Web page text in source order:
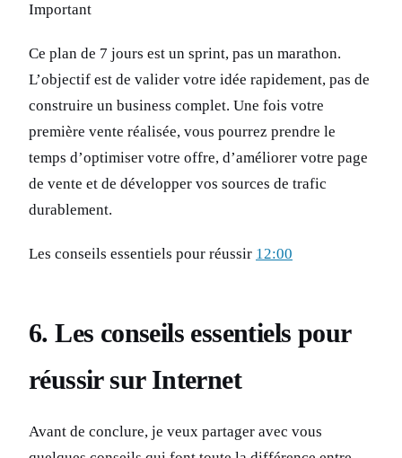
Important
Ce plan de 7 jours est un sprint, pas un marathon.
L’objectif est de valider votre idée rapidement, pas de
construire un business complet. Une fois votre
première vente réalisée, vous pourrez prendre le
temps d’optimiser votre offre, d’améliorer votre page
de vente et de développer vos sources de trafic
durablement.
Les conseils essentiels pour réussir 12:00
6. Les conseils essentiels pour
réussir sur Internet
Avant de conclure, je veux partager avec vous